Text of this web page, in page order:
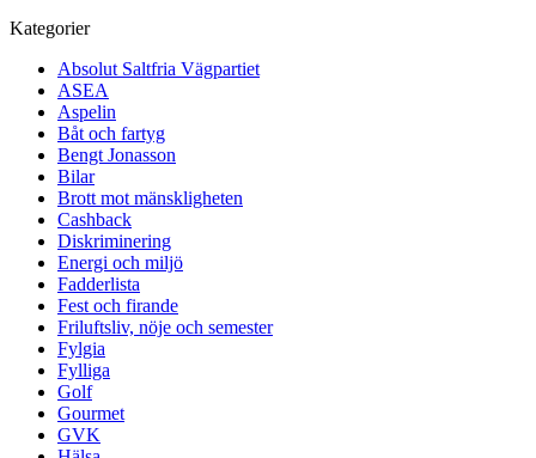
Kategorier
Absolut Saltfria Vägpartiet
ASEA
Aspelin
Båt och fartyg
Bengt Jonasson
Bilar
Brott mot mänskligheten
Cashback
Diskriminering
Energi och miljö
Fadderlista
Fest och firande
Friluftsliv, nöje och semester
Fylgia
Fylliga
Golf
Gourmet
GVK